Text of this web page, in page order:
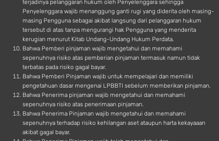
terjadinya pelanggaran hukum oleh Penyelenggara sehingga
Penyelenggara wajib menanggung ganti rugi yang diderita oleh masing-
masing Pengguna sebagai akibat langsung dari pelanggaran hukum
tersebut di atas tanpa mengurangi hak Pengguna yang menderita
kerugian menurut Kitab Undang-Undang Hukum Perdata.
Bahwa Pemberi pinjaman wajib mengetahui dan memahami
sepenuhnya risiko atas pemberian pinjaman termasuk namun tidak
terbatas pada risiko gagal bayar.
Bahwa Pemberi Pinjaman wajib untuk mempelajari dan memiliki
pengetahuan dasar mengenai LPBBTI sebelum memberikan pinjaman.
Bahwa Penerima pinjaman wajib mengetahui dan memahami
sepenuhnya risiko atas penerimaan pinjaman.
Bahwa Penerima Pinjaman wajib mengetahui dan memahami
sepenuhnya terhadap risiko kehilangan aset ataupun harta kekayaaan
akibat gagal bayar.